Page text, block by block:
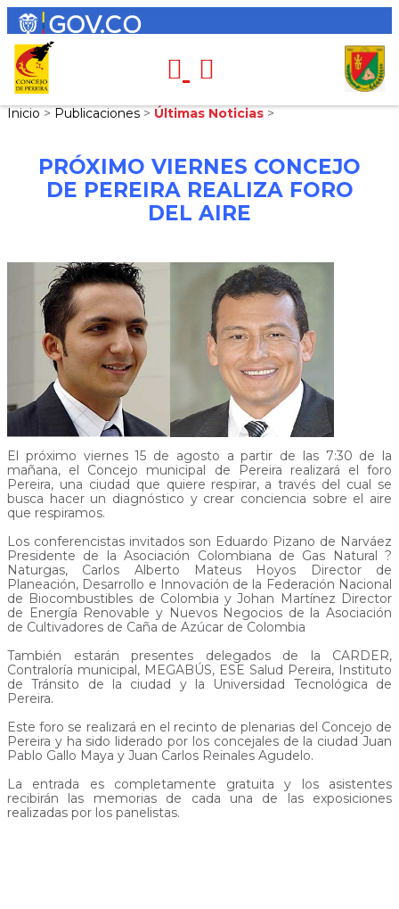
Inicio > Publicaciones > Últimas Noticias >
PRÓXIMO VIERNES CONCEJO
DE PEREIRA REALIZA FORO
DEL AIRE
El próximo viernes 15 de agosto a partir de las 7:30 de la
mañana, el Concejo municipal de Pereira realizará el foro
Pereira, una ciudad que quiere respirar, a través del cual se
busca hacer un diagnóstico y crear conciencia sobre el aire
que respiramos.
Los conferencistas invitados son Eduardo Pizano de Narváez
Presidente de la Asociación Colombiana de Gas Natural ?
Naturgas, Carlos Alberto Mateus Hoyos Director de
Planeación, Desarrollo e Innovación de la Federación Nacional
de Biocombustibles de Colombia y Johan Martínez Director
de Energía Renovable y Nuevos Negocios de la Asociación
de Cultivadores de Caña de Azúcar de Colombia
También estarán presentes delegados de la CARDER,
Contraloría municipal, MEGABÚS, ESE Salud Pereira, Instituto
de Tránsito de la ciudad y la Universidad Tecnológica de
Pereira.
Este foro se realizará en el recinto de plenarias del Concejo de
Pereira y ha sido liderado por los concejales de la ciudad Juan
Pablo Gallo Maya y Juan Carlos Reinales Agudelo.
La entrada es completamente gratuita y los asistentes
recibirán las memorias de cada una de las exposiciones
realizadas por los panelistas.